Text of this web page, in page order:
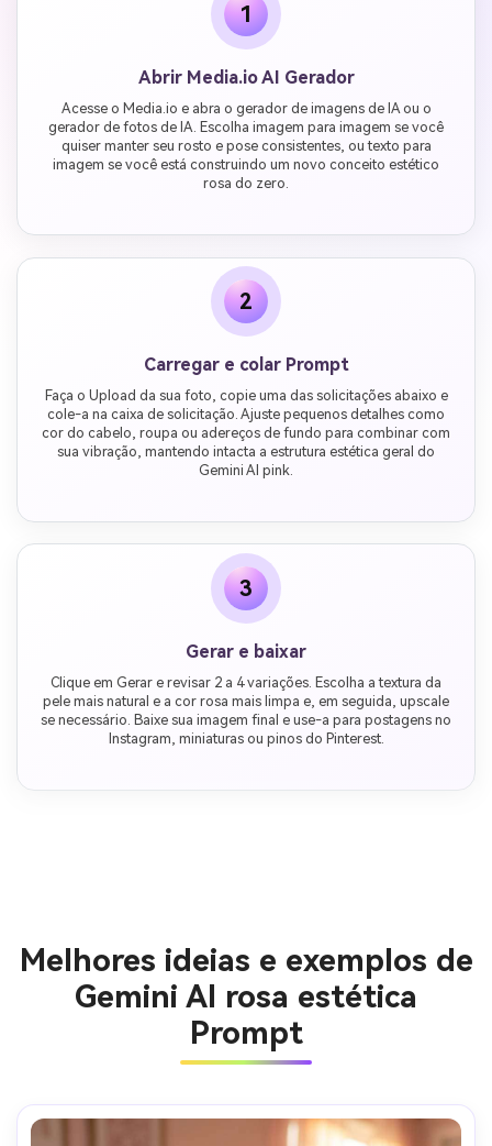
1
Abrir Media.io AI Gerador
Acesse o Media.io e abra o gerador de imagens de IA ou o
gerador de fotos de IA. Escolha imagem para imagem se você
quiser manter seu rosto e pose consistentes, ou texto para
imagem se você está construindo um novo conceito estético
rosa do zero.
2
Carregar e colar Prompt
Faça o Upload da sua foto, copie uma das solicitações abaixo e
cole-a na caixa de solicitação. Ajuste pequenos detalhes como
cor do cabelo, roupa ou adereços de fundo para combinar com
sua vibração, mantendo intacta a estrutura estética geral do
Gemini AI pink.
3
Gerar e baixar
Clique em Gerar e revisar 2 a 4 variações. Escolha a textura da
pele mais natural e a cor rosa mais limpa e, em seguida, upscale
se necessário. Baixe sua imagem final e use-a para postagens no
Instagram, miniaturas ou pinos do Pinterest.
Melhores ideias e exemplos de
Gemini AI rosa estética
Prompt